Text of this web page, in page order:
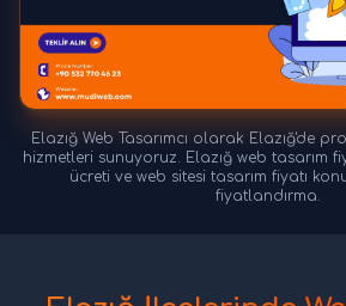
Elazığ Web Tasarımcı olarak Elazığ'de
hizmetleri sunuyoruz. Elazığ web tasarım
ücreti ve web sitesi tasarım fiyatı
fiyatlandırma.